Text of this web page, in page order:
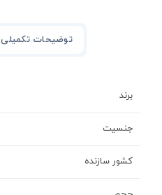
توضیحات تکمیلی
برند
جنسیت
کشور سازنده